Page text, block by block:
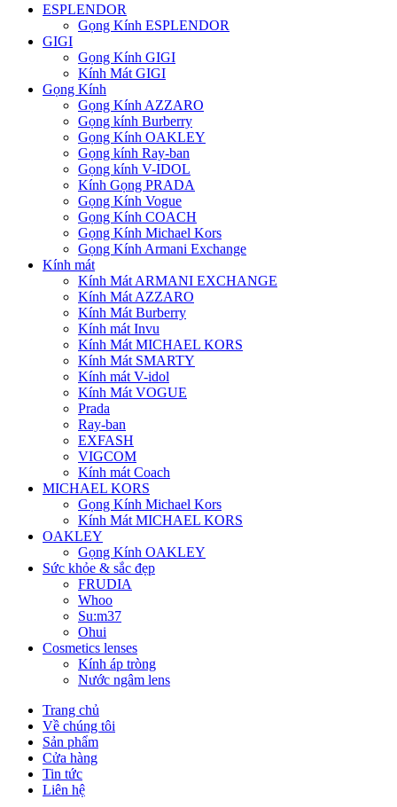
ESPLENDOR
Gọng Kính ESPLENDOR
GIGI
Gọng Kính GIGI
Kính Mát GIGI
Gọng Kính
Gọng Kính AZZARO
Gọng kính Burberry
Gọng Kính OAKLEY
Gọng kính Ray-ban
Gọng kính V-IDOL
Kính Gọng PRADA
Gọng Kính Vogue
Gọng Kính COACH
Gọng Kính Michael Kors
Gọng Kính Armani Exchange
Kính mát
Kính Mát ARMANI EXCHANGE
Kính Mát AZZARO
Kính Mát Burberry
Kính mát Invu
Kính Mát MICHAEL KORS
Kính Mát SMARTY
Kính mát V-idol
Kính Mát VOGUE
Prada
Ray-ban
EXFASH
VIGCOM
Kính mát Coach
MICHAEL KORS
Gọng Kính Michael Kors
Kính Mát MICHAEL KORS
OAKLEY
Gọng Kính OAKLEY
Sức khỏe & sắc đẹp
FRUDIA
Whoo
Su:m37
Ohui
Cosmetics lenses
Kính áp tròng
Nước ngâm lens
Trang chủ
Về chúng tôi
Sản phẩm
Cửa hàng
Tin tức
Liên hệ